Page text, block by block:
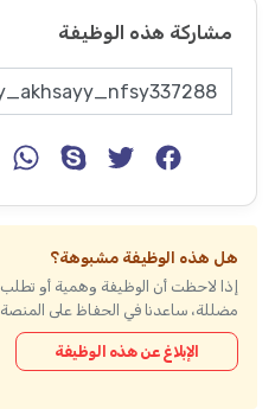
مشاركة هذه الوظيفة
هل هذه الوظيفة مشبوهة؟
إذا لاحظت أن الوظيفة وهمية أو
مضللة، ساعدنا في الحفاظ على
الإبلاغ عن هذه الوظيفة